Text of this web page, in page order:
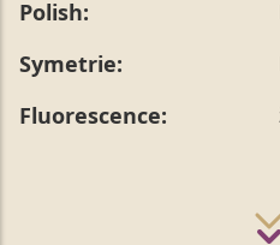
Polish:
Symetrie:
Fluorescence: